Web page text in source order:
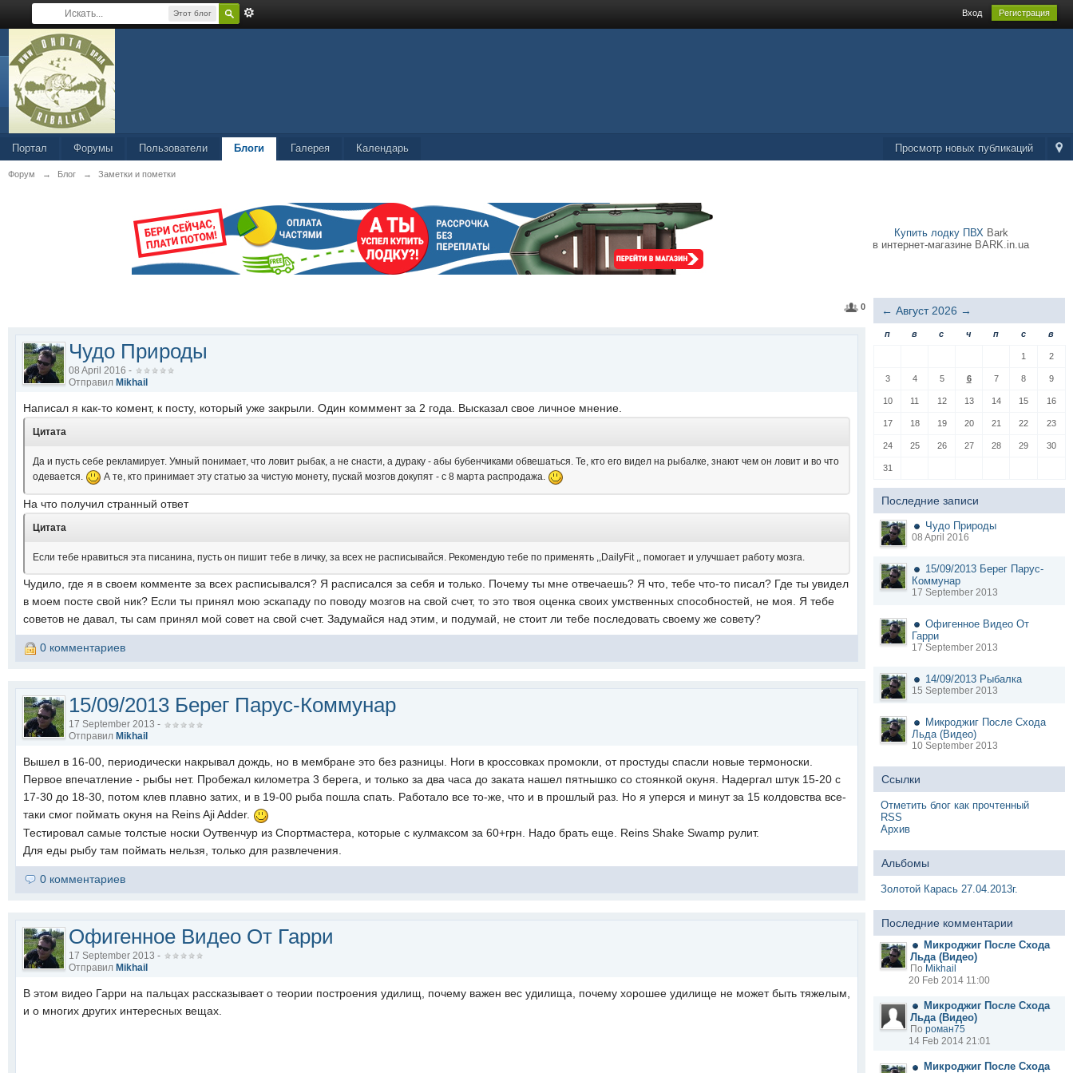
Этот блог Вход Регистрация
Просмотр новых публикаций
Портал Форумы Пользователи Блоги Галерея Календарь
Форум → Блог → Заметки и пометки
Купить лодку ПВХBark
в интернет-магазине BARK.in.ua
0
Чудо Природы
08 April 2016 -
Отправил Mikhail
Написал я как-то комент, к посту, который уже закрыли. Один комммент за 2 года. Высказал свое личное мнение.
Цитата
Да и пусть себе рекламирует. Умный понимает, что ловит рыбак, а не снасти, а дураку - абы бубенчиками обвешаться. Те, кто его видел на рыбалке, знают чем он ловит и во что
одевается.
А те, кто принимает эту статью за чистую монету, пускай мозгов докупят - с 8 марта распродажа.
На что получил странный ответ
Цитата
Если тебе нравиться эта писанина, пусть он пишит тебе в личку, за всех не расписывайся. Рекомендую тебе по применять ,,DailyFit ,, помогает и улучшает работу мозга.
Чудило, где я в своем комменте за всех расписывался? Я расписался за себя и только. Почему ты мне отвечаешь? Я что, тебе что-то писал? Где ты увидел
в моем посте свой ник? Если ты принял мою эскападу по поводу мозгов на свой счет, то это твоя оценка своих умственных способностей, не моя. Я тебе
советов не давал, ты сам принял мой совет на свой счет. Задумайся над этим, и подумай, не стоит ли тебе последовать своему же совету?
0 комментариев
15/09/2013 Берег Парус-Коммунар
17 September 2013 -
Отправил Mikhail
Вышел в 16-00, периодически накрывал дождь, но в мембране это без разницы. Ноги в кроссовках промокли, от простуды спасли новые термоноски.
Первое впечатление - рыбы нет. Пробежал километра 3 берега, и только за два часа до заката нашел пятнышко со стоянкой окуня. Надергал штук 15-20 с
17-30 до 18-30, потом клев плавно затих, и в 19-00 рыба пошла спать. Работало все то-же, что и в прошлый раз. Но я уперся и минут за 15 колдовства все-
таки смог поймать окуня на Reins Aji Adder.
Тестировал самые толстые носки Оутвенчур из Спортмастера, которые с кулмаксом за 60+грн. Надо брать еще. Reins Shake Swamp рулит.
Для еды рыбу там поймать нельзя, только для развлечения.
0 комментариев
Офигенное Видео От Гарри
17 September 2013 -
Отправил Mikhail
В этом видео Гарри на пальцах рассказывает о теории построения удилищ, почему важен вес удилища, почему хорошее удилище не может быть тяжелым,
и о многих других интересных вещах.
← Август 2026 →
п в с ч п с в
1 2
3 4 5 6 7 8 9
10 11 12 13 14 15 16
17 18 19 20 21 22 23
24 25 26 27 28 29 30
31
Последние записи
Чудо Природы
08 April 2016
15/09/2013 Берег Парус-
Коммунар
17 September 2013
Офигенное Видео От
Гарри
17 September 2013
14/09/2013 Рыбалка
15 September 2013
Микроджиг После Схода
Льда (Видео)
10 September 2013
Ссылки
Отметить блог как прочтенный
RSS
Архив
Альбомы
Золотой Карась 27.04.2013г.
Последние комментарии
Микроджиг После Схода
Льда (Видео)
По Mikhail
20 Feb 2014 11:00
Микроджиг После Схода
Льда (Видео)
По роман75
14 Feb 2014 21:01
Микроджиг После Схода